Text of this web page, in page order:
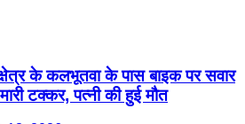
के कलभूतवा के पास बाइक पर सवार
टक्कर, पत्नी की हुई मौत